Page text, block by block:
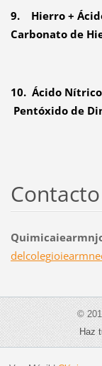
9. Hierro +
Carbonato de
10. Ácido Nítrico
Pentóxido de
Contacto
delcolegioiearmn
©
Haz